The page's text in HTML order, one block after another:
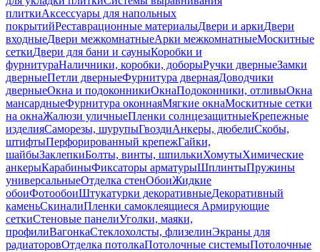
плиткиАксессуары для напольных
покрытийРеставрационные материалыДвери и аркиДвери
входныеДвери межкомнатныеАрки межкомнатныеМоскитные
сеткиДвери для бани и сауныКоробки и
фурнитураНаличники, коробки, доборыРучки дверныеЗамки
дверныеПетли дверныеФурнитура двернаяДоводчики
дверныеОкна и подоконникиОкнаПодоконники, отливыОкна
мансардныеФурнитура оконнаяМягкие окнаМоскитные сетки
на окнаЖалюзи уличныеПленки солнцезащитныеКрепежные
изделияСаморезы, шурупыГвоздиАнкеры, дюбелиСкобы,
штифтыПерфорированный крепежГайки,
шайбыЗаклепкиБолты, винты, шпилькиХомутыХимические
анкерыКарабиныФиксаторы арматурыШплинтыПружины
универсальныеОтделка стенОбоиЖидкие
обоиФотообоиШтукатурки декоративныеДекоративный
каменьСкиналиПленки самоклеящиеся Армирующие
сеткиСтеновые панелиУголки, маяки,
профилиВагонкаСтеклохолсты, флизелинЭкраны для
радиаторовОтделка потолкаПотолочные системыПотолочные